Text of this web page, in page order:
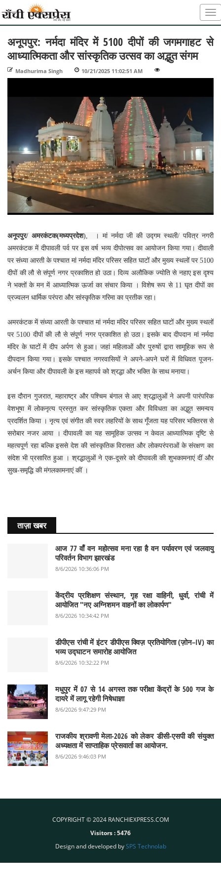
अनूपपुर: नर्मदा मंदिर में 5100 दीपों की जगमगाहट से
आध्यात्मिकता और सांस्कृतिक उत्सव का अद्भुत संगम
Madhurima Singh 10/21/2025 11:02:51 AM
अनूपपुर/ अमरकंटक(मध्यप्रदेश), । मां नर्मदा जी की उद्गम स्थली/ पवित्र नगरी
अमरकंटक में दीपावली पर्व पर इस वर्ष भव्य दीपोत्सव का आयोजन किया गया। दीवाली
पर संध्या आरती के पश्चात मां नर्मदा मंदिर परिसर सहित घाटों और मुख्य स्थलों पर 5100
दीपों की लौ से संपूर्ण नगर प्रकाशित हो उठा। दिव्य अलौकिक ज्योति से नहाए इस दृश्य
ने भक्तों के मन में आध्यात्मिक ऊर्जा का संचार किया । विशेष रूप से 11 घृत दीपों का
प्रज्वलन धार्मिक परंपरा और सांस्कृतिक गरिमा का प्रतीक रहा।
अमरकंटक में संध्या आरती के पश्चात मां नर्मदा मंदिर परिसर सहित घाटों और मुख्य स्थलों
पर 5100 दीपों की लौ से संपूर्ण नगर प्रकाशित हो उठा। इसके बाद दीपदान मां नर्मदा
मंदिर के घाटों में दीप अर्पण से हुआ। जहां महिलाओं और पुरुषों द्वारा सामूहिक रूप से
दीपदान किया गया। इसके पश्चात नगरवासियों ने अपने-अपने घरों में विधिवत पूजन-
अर्चन किया और दीपावली के इस महापर्व को श्रद्धा और भक्ति के साथ मनाया।
इस दौरान गुजरात, महाराष्ट्र और पश्चिम बंगाल से आए श्रद्धालुओं ने अपनी पारंपरिक
वेशभूषा में लोकनृत्य प्रस्तुत कर सांस्कृतिक एकता और विविधता का अद्भुत समन्वय
प्रदर्शित किया । नृत्य एवं संगीत की स्वर लहरियों के साथ गूँजता यह परिसर भक्तिरस से
सरोबार नजर आया । दीपावली का यह सामूहिक उत्सव न केवल आध्यात्मिक दृष्टि से
महत्वपूर्ण रहा बल्कि इससे देश की सांस्कृतिक विरासत और लोकपरंपराओं के संरक्षण का
संदेश भी प्रसारित हुआ । श्रद्धालुओं ने एक-दूसरे को दीपावली की शुभकामनाएं दीं और
सुख-समृद्धि की मंगलकामनाएं कीं ।
ताज़ा खबर
आज 77 वाँ वन महोत्सव मना रहा है वन पर्यावरण एवं जलवायु
परिवर्तन विभाग झारखंड
8/6/2026 10:36:06 PM
केंद्रीय प्रशिक्षण संस्थान, गृह रक्षा वाहिनी, धुर्वा, रांची में
आयोजित "नए अग्निशमन वाहनों का लोकार्पण"
8/6/2026 10:34:42 PM
डीपीएस रांची में इंटर डीपीएस क्विज़ प्रतियोगिता (ज़ोन–IV) का
भव्य उद्घाटन समारोह आयोजित
8/6/2026 10:32:22 PM
मधुपुर में 07 से 14 अगस्त तक परीक्षा केंद्रों के 500 गज के
दायरे में लागू रहेगी निषेधाज्ञा
8/6/2026 9:47:29 PM
राजकीय श्रावणी मेला-2026 को लेकर डीसी-एसपी की संयुक्त
अध्यक्षता में साप्ताहिक प्रेसवार्ता का आयोजन.
8/6/2026 9:46:03 PM
COPYRIGHT © 2024 RANCHIEXPRESS.COM
Visitors :5476
Design and developed bySPS Technolab